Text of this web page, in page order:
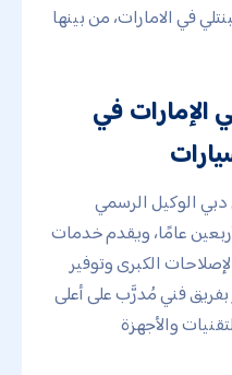
في الامارات، من بينها
الإمارات في
دبي الوكيل الرسمي
عامًا، ويقدم خدمات
الكبرى وتوفير
بفريق فني مُدرَّب على أعلى
والأجهزة